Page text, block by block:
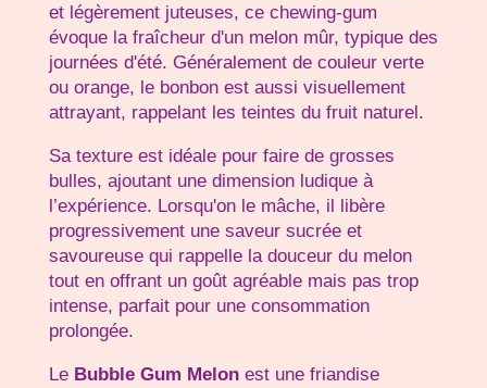
et légèrement juteuses, ce chewing-gum
évoque la fraîcheur d'un melon mûr, typique des
journées d'été. Généralement de couleur verte
ou orange, le bonbon est aussi visuellement
attrayant, rappelant les teintes du fruit naturel.
Sa texture est idéale pour faire de grosses
bulles, ajoutant une dimension ludique à
l’expérience. Lorsqu'on le mâche, il libère
progressivement une saveur sucrée et
savoureuse qui rappelle la douceur du melon
tout en offrant un goût agréable mais pas trop
intense, parfait pour une consommation
prolongée.
Le Bubble Gum Melonest une friandise